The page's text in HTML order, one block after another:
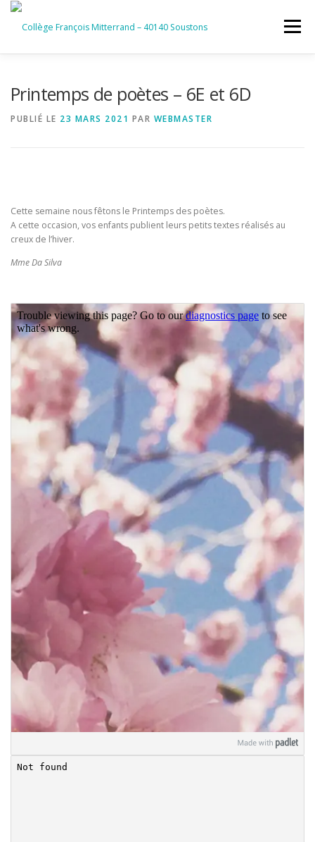
Aller
contenu
Menu
Printemps de poètes – 6E et 6D
PUBLIÉ LE 23 MARS 2021 PAR WEBMASTER
Cette semaine nous fêtons le Printemps des poètes.
A cette occasion, vos enfants publient leurs petits textes réalisés au
creux de l’hiver.
Mme Da Silva